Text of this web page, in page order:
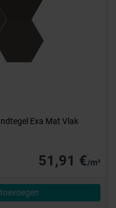
Exa Mat Vlak
51,91 €/m²